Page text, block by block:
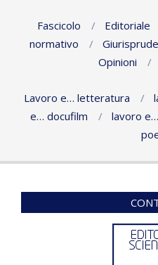
Fascicolo Editoriale
normativo
Opinioni
Lavoro e… letteratura
e… docufilm
lavoro